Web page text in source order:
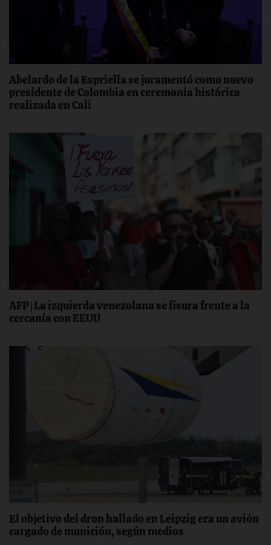
Abelardo de la Espriella se juramentó como nuevo
presidente de Colombia en ceremonia histórica
realizada en Cali
AFP | La izquierda venezolana se fisura frente a la
cercanía con EEUU
El objetivo del dron hallado en Leipzig era un avión
cargado de munición, según medios